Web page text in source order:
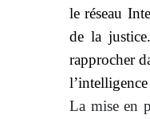
le réseau
de la
rapprocher
La mise en